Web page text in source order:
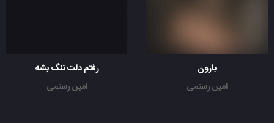
بارون
امین رستمی
رفتم دلت تنگ بشه
امین رستمی